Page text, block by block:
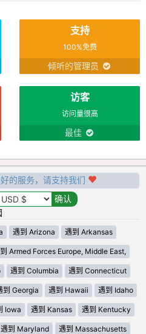
支持
100%免费
倾听的管理员
访客
访问量很高
最佳
的服务，请支持我们
遇到 Arizona 遇到 Arkansas
Armed Forces Europe, Middle East,
遇到 Columbia 遇到 Connecticut
到 Georgia 遇到 Hawaii 遇到 Idaho
Iowa 遇到 Kansas 遇到 Kentucky
遇到 Maryland 遇到 Massachusetts